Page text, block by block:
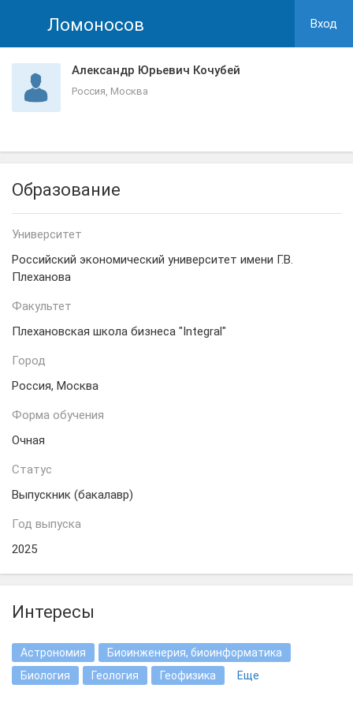
Ломоносов Вход
Александр Юрьевич Кочубей
Россия, Москва
Образование
Университет
Российский экономический университет имени Г.В.
Плеханова
Факультет
Плехановская школа бизнеса "Integral"
Город
Россия, Москва
Форма обучения
Очная
Статус
Выпускник (бакалавр)
Год выпуска
2025
Интересы
Астрономия
Биоинженерия, биоинформатика
Биология
Геология Геофизика Еще